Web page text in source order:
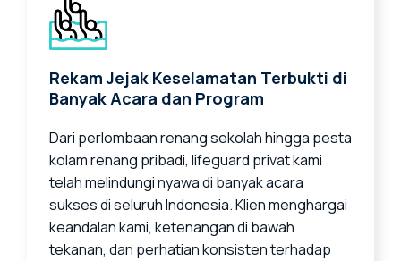
Rekam Jejak Keselamatan Terbukti di
Banyak Acara dan Program
Dari perlombaan renang sekolah hingga pesta
kolam renang pribadi, lifeguard privat kami
telah melindungi nyawa di banyak acara
sukses di seluruh Indonesia. Klien menghargai
keandalan kami, ketenangan di bawah
tekanan, dan perhatian konsisten terhadap